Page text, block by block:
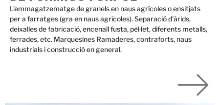
L'emmagatzematge de granels en naus agrícoles o ensitjats
per a farratges (gra en naus agrícoles). Separació d'àrids,
deixalles de fabricació, encenall fusta, pèl·let, diferents metalls,
ferrades, etc. Marquesines Ramaderes, contraforts, naus
industrials i construcció en general.